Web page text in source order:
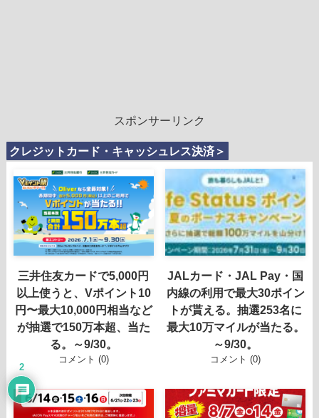
スポンサーリンク
クレジットカード・キャッシュレス決済＞
三井住友カードで5,000円
以上使うと、Vポイント10
円〜最大10,000円相当など
が抽選で150万本超、当た
る。～9/30。
コメント (0)
JALカード・JAL Pay・国
内線の利用で最大30ポイン
トが貰える。抽選253名に
最大10万マイルが当たる。
～9/30。
コメント (0)
2